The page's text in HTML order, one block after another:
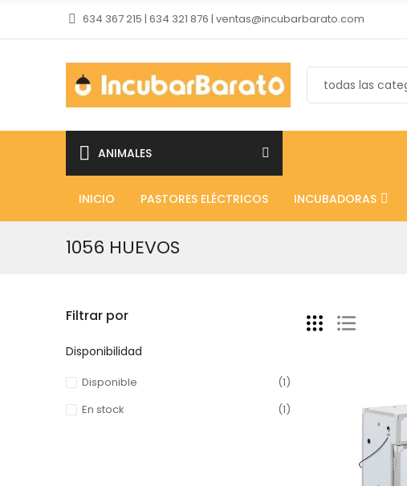
634 367 215 | 634 321 876 | ventas@incubarbarato.com
ANIMALES
INICIO PASTORES ELÉCTRICOS INCUBADORAS
1056 HUEVOS
Filtrar por
Disponibilidad
Disponible
(1)
En stock
(1)